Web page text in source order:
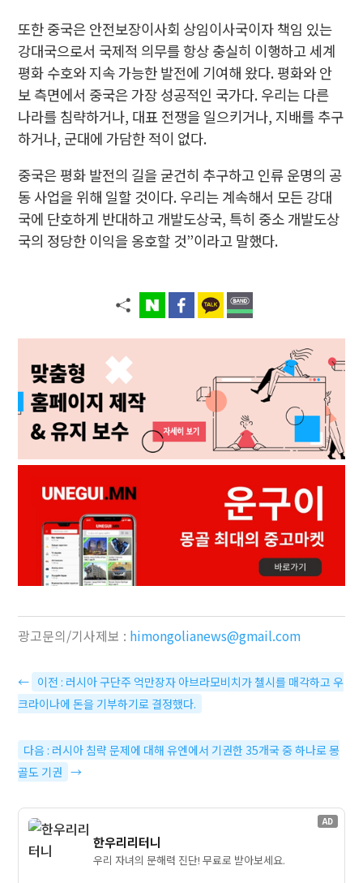
또한 중국은 안전보장이사회 상임이사국이자 책임 있는
강대국으로서 국제적 의무를 항상 충실히 이행하고 세계
평화 수호와 지속 가능한 발전에 기여해 왔다. 평화와 안
보 측면에서 중국은 가장 성공적인 국가다. 우리는 다른
나라를 침략하거나, 대표 전쟁을 일으키거나, 지배를 추구
하거나, 군대에 가담한 적이 없다.
중국은 평화 발전의 길을 굳건히 추구하고 인류 운명의 공
동 사업을 위해 일할 것이다. 우리는 계속해서 모든 강대
국에 단호하게 반대하고 개발도상국, 특히 중소 개발도상
국의 정당한 이익을 옹호할 것”이라고 말했다.
광고문의/기사제보 : himongolianews@gmail.com
← 이전 : 러시아 구단주 억만장자 아브라모비치가 첼시를 매각하고 우
크라이나에 돈을 기부하기로 결정했다.
다음 : 러시아 침략 문제에 대해 유엔에서 기권한 35개국 중 하나로 몽
골도 기권 →
AD
한우리리터니
우리 자녀의 문해력 진단! 무료로 받아보세요.